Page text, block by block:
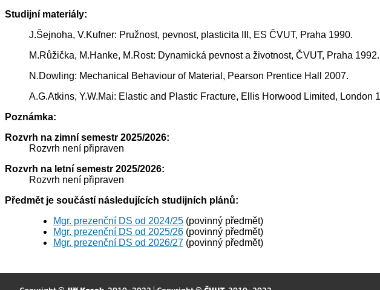
Studijní materiály:
J.Šejnoha, V.Kufner: Pružnost, pevnost, plasticita III, ES ČVUT, Praha 1990.
M.Růžička, M.Hanke, M.Rost: Dynamická pevnost a životnost, ČVUT, Praha 1992.
N.Dowling: Mechanical Behaviour of Material, Pearson Prentice Hall 2007.
A.G.Atkins, Y.W.Mai: Elastic and Plastic Fracture, Ellis Horwood Limited, London
Poznámka:
Rozvrh na zimní semestr 2025/2026:
Rozvrh není připraven
Rozvrh na letní semestr 2025/2026:
Rozvrh není připraven
Předmět je součástí následujících studijních plánů:
Mgr. prezenční DS od 2024/25 (povinný předmět)
Mgr. prezenční DS od 2025/26 (povinný předmět)
Mgr. prezenční DS od 2026/27 (povinný předmět)